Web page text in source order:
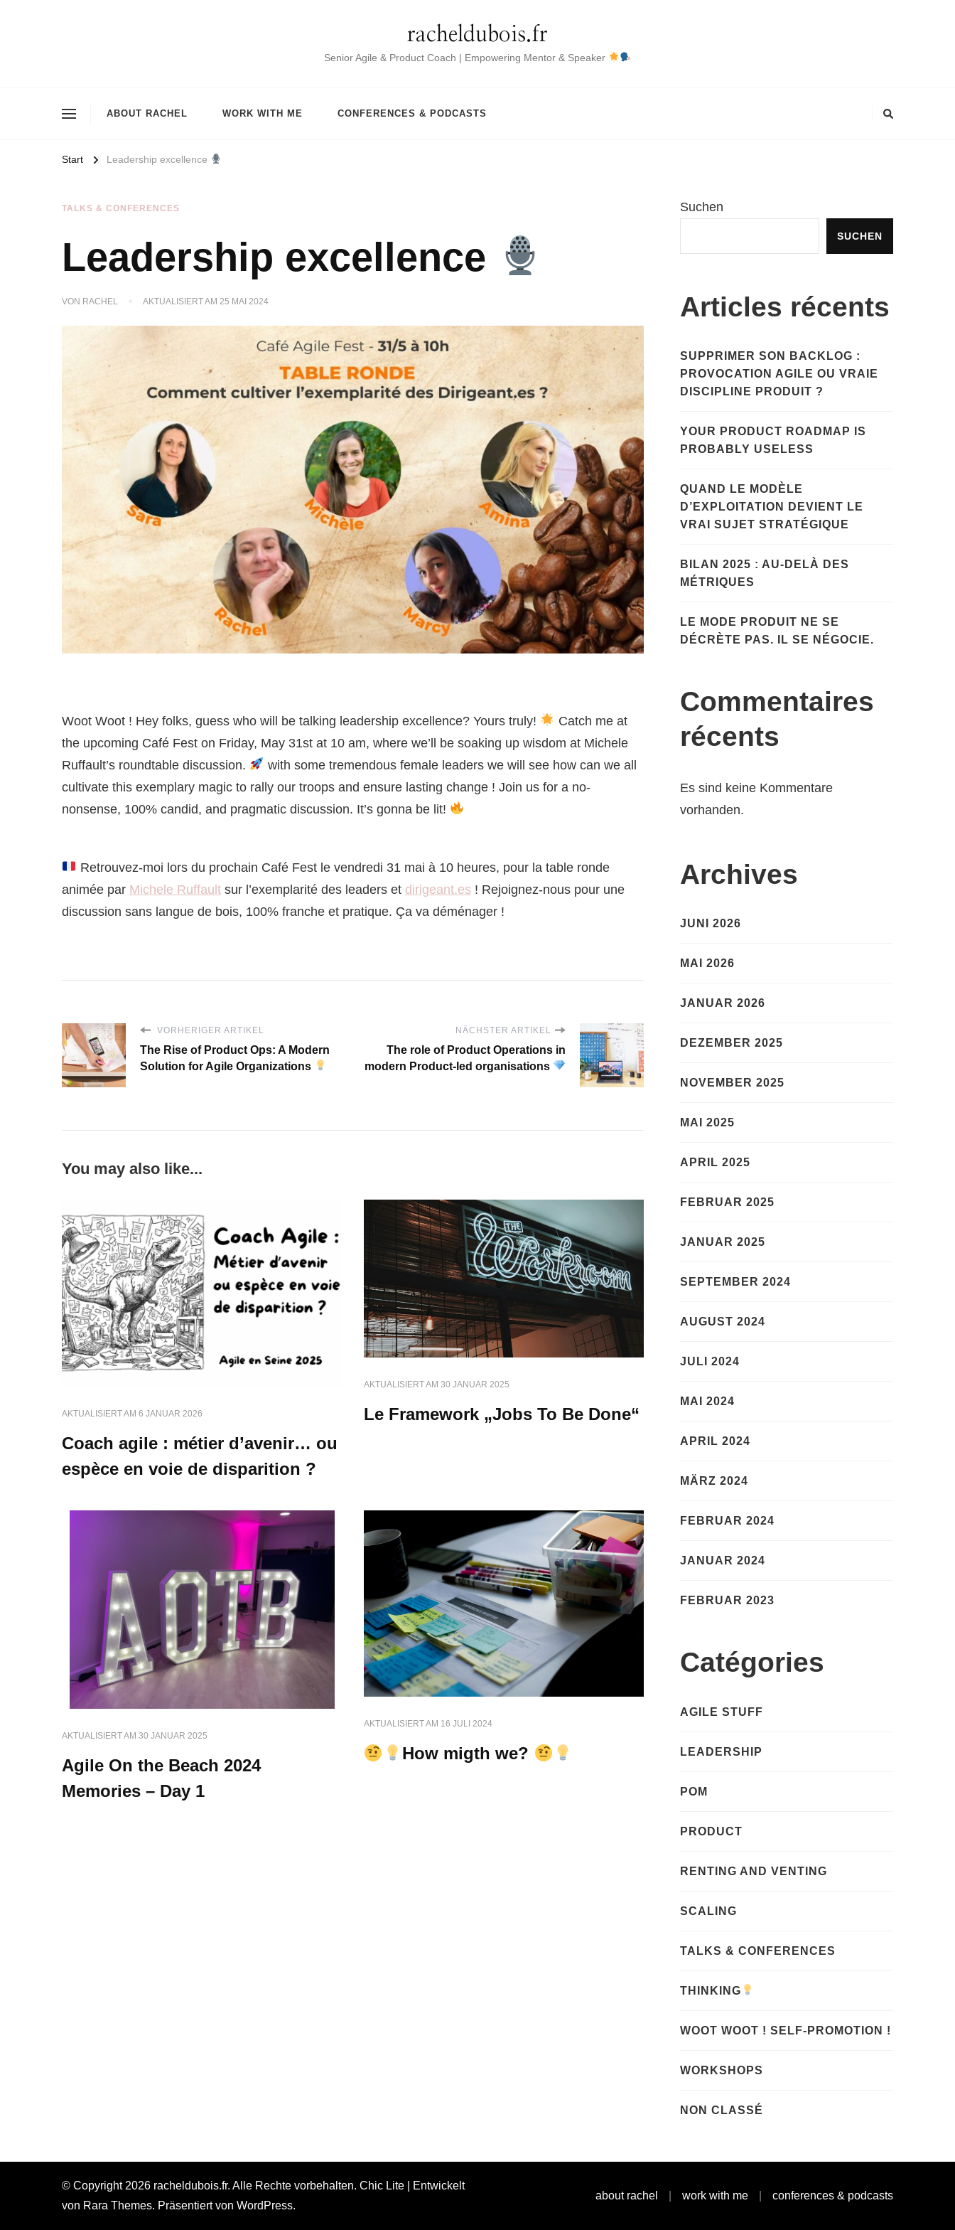
racheldubois.fr
Senior Agile & Product Coach | Empowering Mentor & Speaker
ABOUT RACHEL WORK WITH ME CONFERENCES & PODCASTS
Start Leadership excellence
TALKS & CONFERENCES
Leadership excellence
VON RACHEL AKTUALISIERT AM 25 MAI 2024
Woot Woot ! Hey folks, guess who will be talking leadership excellence? Yours truly!
Catch me at
the upcoming Café Fest on Friday, May 31st at 10 am, where we’ll be soaking up wisdom at Michele
Ruffault’s roundtable discussion.
with some tremendous female leaders we will see how can we all
cultivate this exemplary magic to rally our troops and ensure lasting change ! Join us for a no-
nonsense, 100% candid, and pragmatic discussion. It’s gonna be lit!
Retrouvez-moi lors du prochain Café Fest le vendredi 31 mai à 10 heures, pour la table ronde
animée par Michele Ruffault sur l’exemplarité des leaders et dirigeant.es ! Rejoignez-nous pour une
discussion sans langue de bois, 100% franche et pratique. Ça va déménager !
VORHERIGER ARTIKEL
The Rise of Product Ops: A Modern
Solution for Agile Organizations
NÄCHSTER ARTIKEL
The role of Product Operations in
modern Product-led organisations
You may also like...
AKTUALISIERT AM 6 JANUAR 2026
Coach agile : métier d’avenir… ou
espèce en voie de disparition ?
AKTUALISIERT AM 30 JANUAR 2025
Le Framework „Jobs To Be Done“
AKTUALISIERT AM 30 JANUAR 2025
Agile On the Beach 2024
Memories – Day 1
AKTUALISIERT AM 16 JULI 2024
How migth we?
Suchen
SUCHEN
Articles récents
SUPPRIMER SON BACKLOG :
PROVOCATION AGILE OU VRAIE
DISCIPLINE PRODUIT ?
YOUR PRODUCT ROADMAP IS
PROBABLY USELESS
QUAND LE MODÈLE
D’EXPLOITATION DEVIENT LE
VRAI SUJET STRATÉGIQUE
BILAN 2025 : AU-DELÀ DES
MÉTRIQUES
LE MODE PRODUIT NE SE
DÉCRÈTE PAS. IL SE NÉGOCIE.
Commentaires
récents
Es sind keine Kommentare
vorhanden.
Archives
JUNI 2026
MAI 2026
JANUAR 2026
DEZEMBER 2025
NOVEMBER 2025
MAI 2025
APRIL 2025
FEBRUAR 2025
JANUAR 2025
SEPTEMBER 2024
AUGUST 2024
JULI 2024
MAI 2024
APRIL 2024
MÄRZ 2024
FEBRUAR 2024
JANUAR 2024
FEBRUAR 2023
Catégories
AGILE STUFF
LEADERSHIP
POM
PRODUCT
RENTING AND VENTING
SCALING
TALKS & CONFERENCES
THINKING
WOOT WOOT ! SELF-PROMOTION !
WORKSHOPS
NON CLASSÉ
© Copyright 2026 racheldubois.fr. Alle Rechte vorbehalten. Chic Lite | Entwickelt
von Rara Themes. Präsentiert von WordPress.
about rachel work with me conferences & podcasts